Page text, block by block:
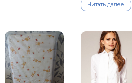
Читать далее